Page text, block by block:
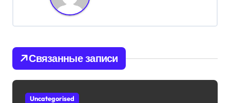
ц
и
я
п
Связанные записи
Uncategorised